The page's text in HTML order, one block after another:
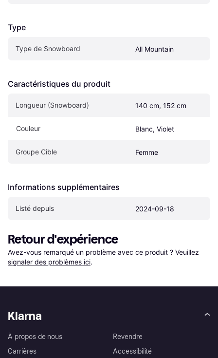
Type
Type de Snowboard All Mountain
Caractéristiques du produit
Longueur (Snowboard) 140 cm, 152 cm
Couleur Blanc, Violet
Groupe Cible Femme
Informations supplémentaires
Listé depuis 2024-09-18
Retour d'expérience
Avez-vous remarqué un problème avec ce produit ? Veuillez
signaler des problèmes ici.
Klarna
À propos de nous
Carrières
Revendre
Accessibilité